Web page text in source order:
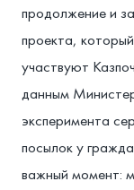
продолжение и
проекта,
участвуют
данным
эксперимента
посылок у
важный момент: